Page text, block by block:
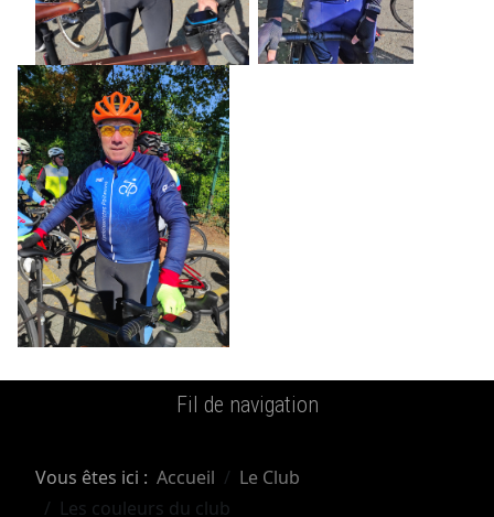
Fil de navigation
Vous êtes ici :Accueil
Le Club
Les couleurs du club